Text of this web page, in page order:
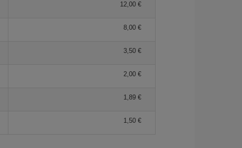
12,00 €
8,00 €
3,50 €
2,00 €
1,89 €
1,50 €